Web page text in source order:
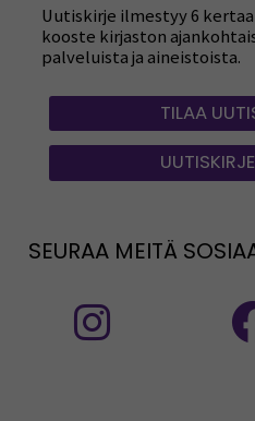
Uutiskirje ilmestyy 6 kertaa
kooste kirjaston
palveluista ja aineistoista.
TILAA
SEURAA MEITÄ